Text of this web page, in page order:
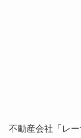
不動産会社「レ